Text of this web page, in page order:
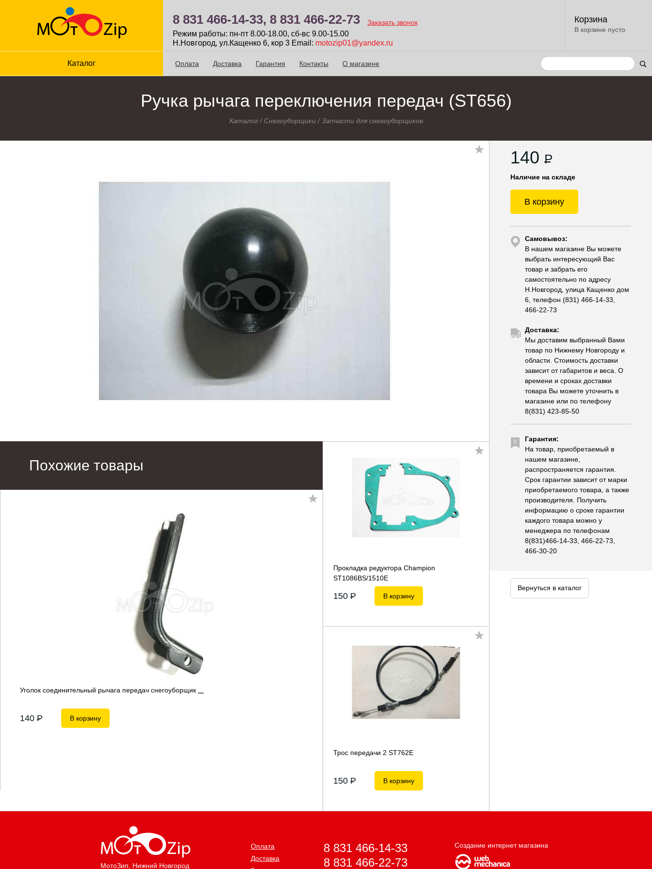
8 831 466-14-33, 8 831 466-22-73 Заказать звонок
Режим работы: пн-пт 8.00-18.00, сб-вc 9.00-15.00
Н.Новгород, ул.Кащенко 6, кор 3 Email: motozip01@yandex.ru
Корзина
В корзине пусто
Каталог Оплата Доставка Гарантия Контакты О магазине
Ручка рычага переключения передач (ST656)
Каталог/ Снегоуборщики/Запчасти для снегоуборщиков
140 P
Наличие на складе
В корзину
Самовывоз:
В нашем магазине Вы можете
выбрать интересующий Вас
товар и забрать его
самостоятельно по адресу
Н.Новгород, улица Кащенко дом
6, телефон (831) 466-14-33,
466-22-73
Доставка:
Мы доставим выбранный Вами
товар по Нижнему Новгороду и
области. Стоимость доставки
зависит от габаритов и веса. О
времени и сроках доставки
товара Вы можете уточнить в
магазине или по телефону
8(831) 423-85-50
Гарантия:
На товар, приобретаемый в
нашем магазине,
распространяется гарантия.
Срок гарантии зависит от марки
приобретаемого товара, а также
производителя. Получить
информацию о сроке гарантии
каждого товара можно у
менеджера по телефонам
8(831)466-14-33, 466-22-73,
466-30-20
Вернуться в каталог
Похожие товары
Уголок соединительный рычага передач снегоуборщик
140 P В корзину
Прокладка редуктора Champion
ST1086BS/1510E
150 P В корзину
Трос передачи 2 ST762E
150 P В корзину
МотоЗип , Нижний Новгород
Оплата
Доставка
8 831 466-14-33
8 831 466-22-73
Создание интернет магазина